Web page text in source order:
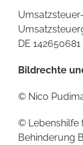
DE 142650681
Bildrechte
© Nico
© Lebenshilfe
Behinderung